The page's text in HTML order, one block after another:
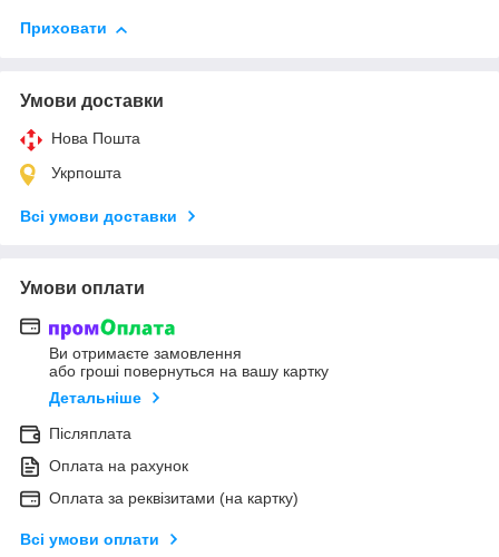
Приховати
Умови доставки
Нова Пошта
Укрпошта
Всі умови доставки
Умови оплати
Ви отримаєте замовлення
або гроші повернуться на вашу картку
Детальніше
Післяплата
Оплата на рахунок
Оплата за реквізитами (на картку)
Всі умови оплати